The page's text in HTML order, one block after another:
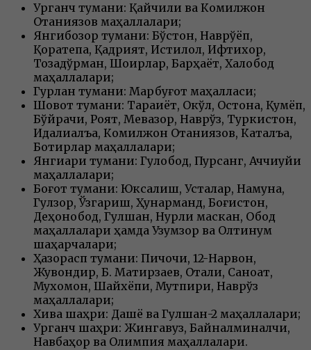
Урганч тумани: Қайчили ва Комилжон
Отаниязов маҳаллалари;
Янгибозор тумани: Бўстон, Наврўёп,
Қоратепа, Қадрият, Истиқлол, Ифтихор,
Тозадўрман, Шоирлар, Барҳаёт, Халқобод
маҳаллалари;
Гурлан тумани: Марбуғот маҳалласи;
Шовот тумани: Тараққиёт, Оқкўл, Остона, Қумёп,
Бўйрачи, Роят, Мевазор, Наврўз, Туркистон,
Идалиқалъа, Комилжон Отаниязов, Катқалъа,
Ботирлар маҳаллалари;
Янгиариқ тумани: Гулобод, Пурсанг, Аччиққуйи
маҳаллалари;
Боғот тумани: Юксалиш, Усталар, Намуна,
Гулзор, Ўзгариш, Ҳунарманд, Боғистон,
Деҳқонобод, Гулшан, Нурли маскан, Обод
маҳаллалари ҳамда Узумзор ва Олтинқум
шаҳарчалари;
Ҳазорасп тумани: Пичоқчи, 12-Нарвон,
Жувондир, Б. Матирзаев, Оталиқ, Саноат,
Мухомон, Шайхёпи, Мутпири, Наврўз
маҳаллалари;
Хива шаҳри: Дашёқ ва Гулшан-2 маҳаллалари;
Урганч шаҳри: Жингавуз, Байналминалчи,
Навбаҳор ва Олимпия маҳаллалари.